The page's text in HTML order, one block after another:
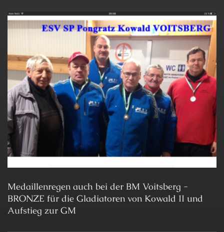
Medaillenregen auch bei der BM Voitsberg -
BRONZE für die Gladiatoren von Kowald II und
Aufstieg zur GM